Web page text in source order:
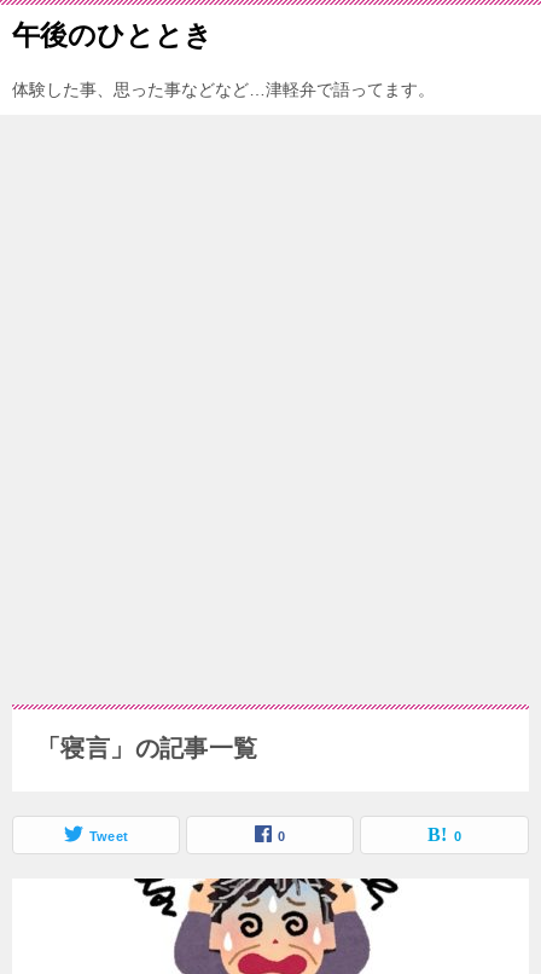
午後のひととき
体験した事、思った事などなど…津軽弁で語ってます。
「寝言」の記事一覧
Tweet 0 0